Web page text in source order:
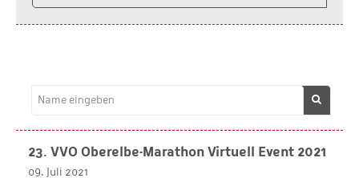
23. VVO Oberelbe-Marathon Virtuell Event 2021
09. Juli 2021